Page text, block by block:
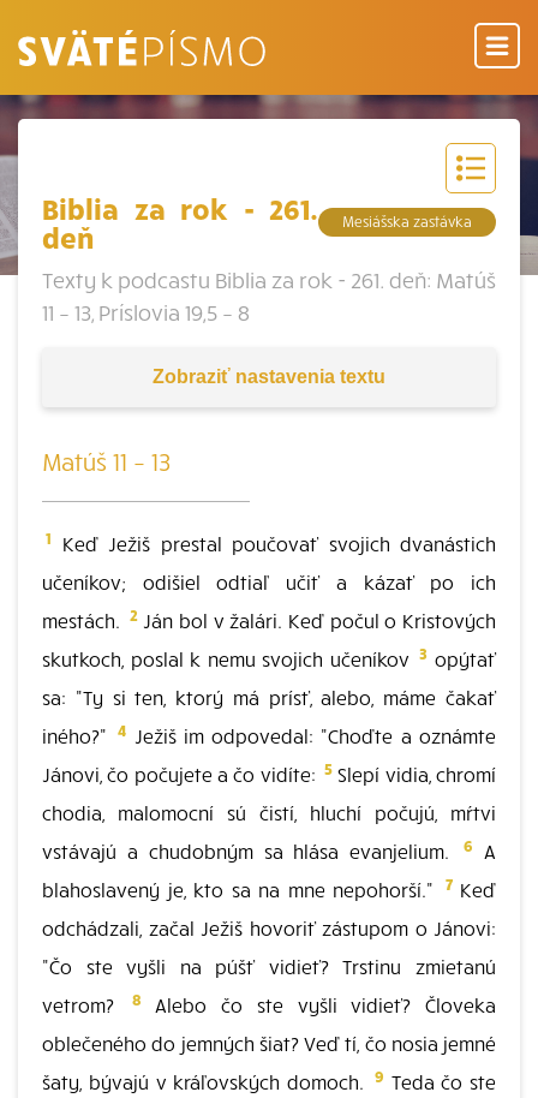
Biblia za rok - 261.
deň
Mesiášska zastávka
Texty k podcastu Biblia za rok - 261. deň: Matúš
11 – 13, Príslovia 19,5 – 8
Zobraziť nastavenia textu
Matúš 11 – 13
1
Keď Ježiš prestal poučovať svojich dvanástich
učeníkov; odišiel odtiaľ učiť a kázať po ich
mestách. 2Ján bol v žalári. Keď počul o Kristových
skutkoch, poslal k nemu svojich učeníkov 3 opýtať
sa: "Ty si ten, ktorý má prísť, alebo, máme čakať
iného?"
4 Ježiš im odpovedal: "Choďte a oznámte
Jánovi, čo počujete a čo vidíte: 5 Slepí vidia, chromí
chodia, malomocní sú čistí, hluchí počujú, mŕtvi
vstávajú a chudobným sa hlása evanjelium.
6
A
blahoslavený je, kto sa na mne nepohorší."
7Keď
odchádzali, začal Ježiš hovoriť zástupom o Jánovi:
"Čo ste vyšli na púšť vidieť? Trstinu zmietanú
vetrom?
8
Alebo čo ste vyšli vidieť? Človeka
oblečeného do jemných šiat? Veď tí, čo nosia jemné
šaty, bývajú v kráľovských domoch. 9 Teda čo ste